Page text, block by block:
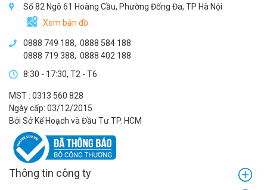
Số 82 Ngõ 61 Hoàng Cầu, Phường Đống Đa, TP Hà Nội
Xem bản đồ
0888 749 188, 0888 584 188
0888 719 388, 0888 402 188
8:30 - 17:30, T2 - T6
MST : 0313 560 828
Ngày cấp: 03/12/2015
Bởi Sở Kế Hoạch và Đầu Tư TP. HCM
Thông tin công ty